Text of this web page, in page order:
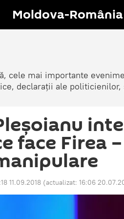
Moldova-România
cele mai importante
declarații ale
face Firea
11.09.2018 (actualizat: 16:06